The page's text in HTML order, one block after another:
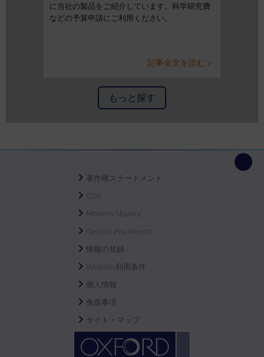
に当社の製品をご紹介しています。科学研究費
などの予算申請にご利用ください。
記事全文を読む >
もっと探す
著作権ステートメント
CSR
Modern Slavery
Gender Pay Report
情報の登録
Website利用条件
個人情報
免責事項
サイト・マップ